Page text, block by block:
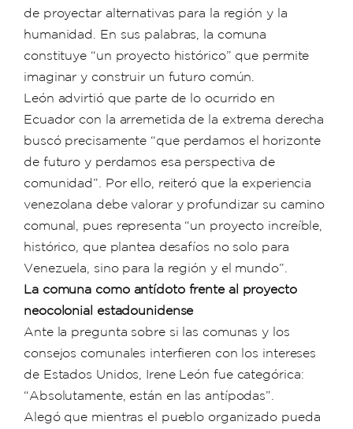
de proyectar alternativas para la región y la
humanidad. En sus palabras, la comuna
constituye “un proyecto histórico” que permite
imaginar y construir un futuro común.
León advirtió que parte de lo ocurrido en
Ecuador con la arremetida de la extrema derecha
buscó precisamente “que perdamos el horizonte
de futuro y perdamos esa perspectiva de
comunidad”. Por ello, reiteró que la experiencia
venezolana debe valorar y profundizar su camino
comunal, pues representa “un proyecto increíble,
histórico, que plantea desafíos no solo para
Venezuela, sino para la región y el mundo”.
La comuna como antídoto frente al proyecto
neocolonial estadounidense
Ante la pregunta sobre si las comunas y los
consejos comunales interfieren con los intereses
de Estados Unidos, Irene León fue categórica:
“Absolutamente, están en las antípodas”.
Alegó que mientras el pueblo organizado pueda